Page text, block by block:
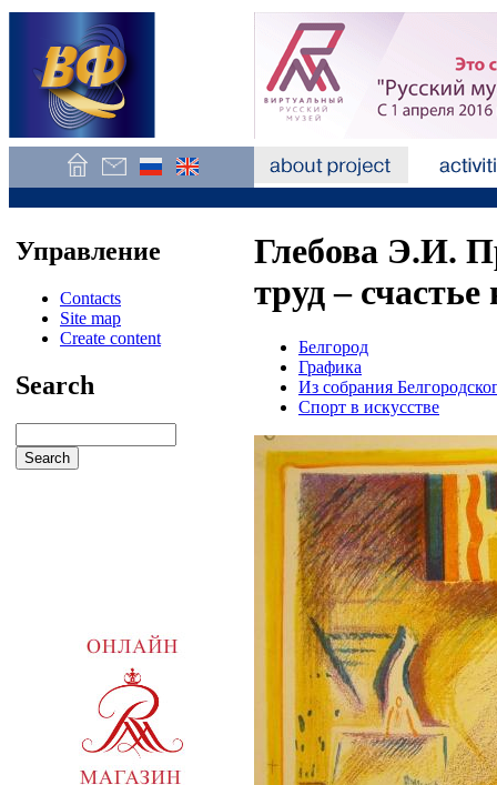
Управление
Contacts
Site map
Create content
Search
Глебова Э.И.
труд – счастье
Белгород
Графика
Из собрания
Спорт в искусстве